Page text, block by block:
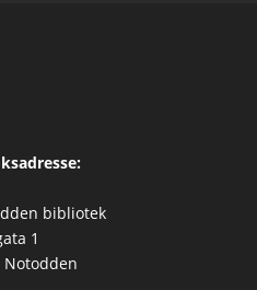
bibliotek
1
Notodden